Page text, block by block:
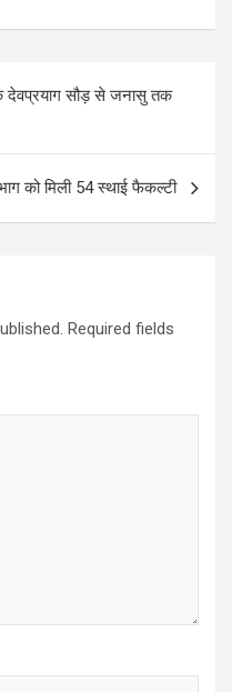
देवप्रयाग सौड़ से जनासु तक
को मिली 54 स्थाई फैकल्टी
Required fields